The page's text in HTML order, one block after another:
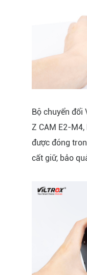
Bộ chuyển đổi
Z CAM E2-
được đóng
cất giữ, bảo